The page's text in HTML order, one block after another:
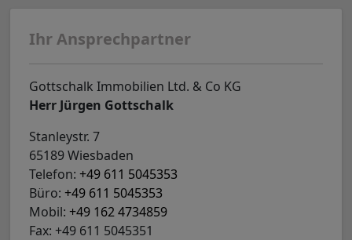
Ihr Ansprechpartner
Gottschalk Immobilien Ltd. & Co KG
Herr Jürgen Gottschalk
Stanleystr. 7
65189 Wiesbaden
Telefon: +49 611 5045353
Büro: +49 611 5045353
Mobil: +49 162 4734859
Fax: +49 611 5045351